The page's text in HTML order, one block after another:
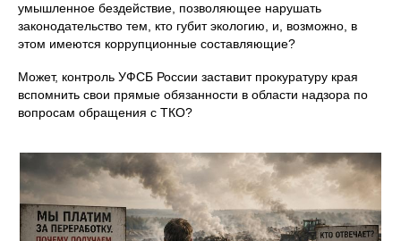
умышленное бездействие, позволяющее нарушать
законодательство тем, кто губит экологию, и, возможно, в
этом имеются коррупционные составляющие?
Может, контроль УФСБ России заставит прокуратуру края
вспомнить свои прямые обязанности в области надзора по
вопросам обращения с ТКО?